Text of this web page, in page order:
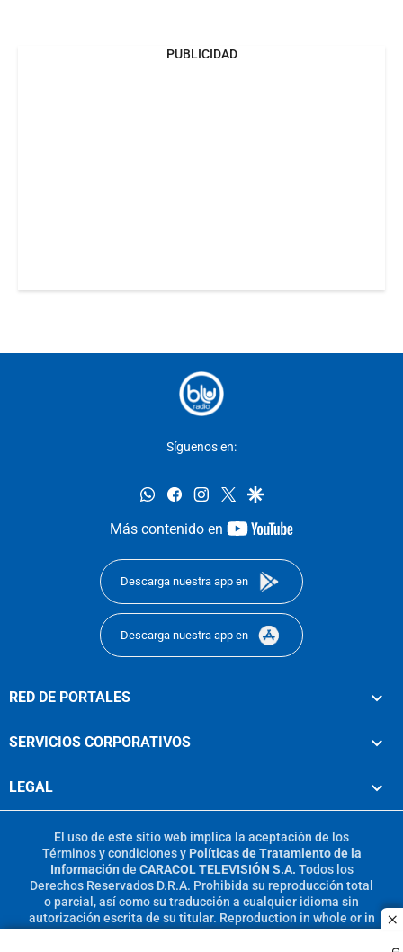
PUBLICIDAD
Síguenos en:
whatsappfacebookinstagram
twittergoogle
Más contenido en
youtube-
Descarga nuestra app en
Descarga nuestra app en
RED DE PORTALES
SERVICIOS CORPORATIVOS
LEGAL
El uso de este sitio web implica la aceptación de los
Términos y condicionesy Políticas de Tratamiento de la
Información de CARACOL TELEVISIÓN S.A. Todos los
Derechos Reservados D.R.A. Prohibida su reproducción total
o parcial, así como su traducción a cualquier idioma sin
autorización escrita de su titular. Reproduction in whole or in